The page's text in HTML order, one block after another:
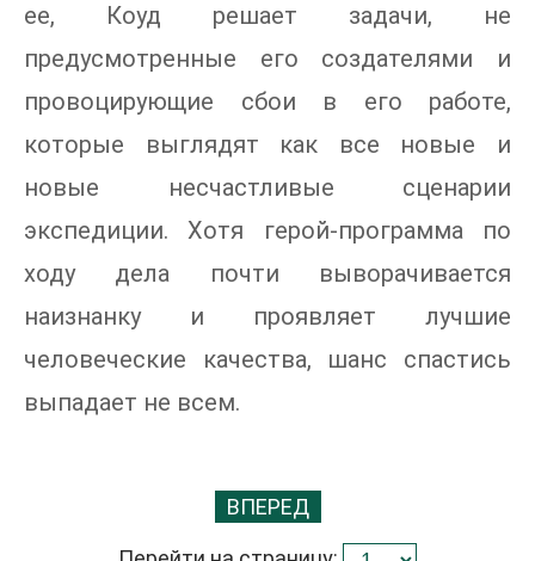
ее, Коуд решает задачи, не
предусмотренные его создателями и
провоцирующие сбои в его работе,
которые выглядят как все новые и
новые несчастливые сценарии
экспедиции. Хотя герой-программа по
ходу дела почти выворачивается
наизнанку и проявляет лучшие
человеческие качества, шанс спастись
выпадает не всем.
ВПЕРЕД